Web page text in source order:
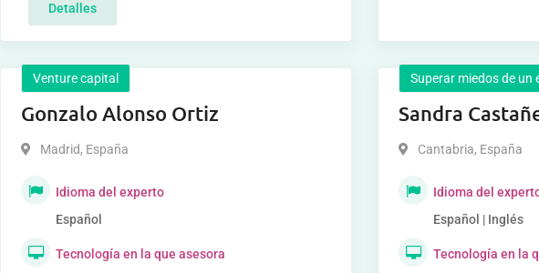
Detalles
Venture capital
Gonzalo Alonso Ortiz
Madrid, España
Idioma del experto
Español
Tecnología en la que asesora
Superar miedos de un
Sandra
Cantabria, España
Idioma del
Español | Inglés
Tecnología en la